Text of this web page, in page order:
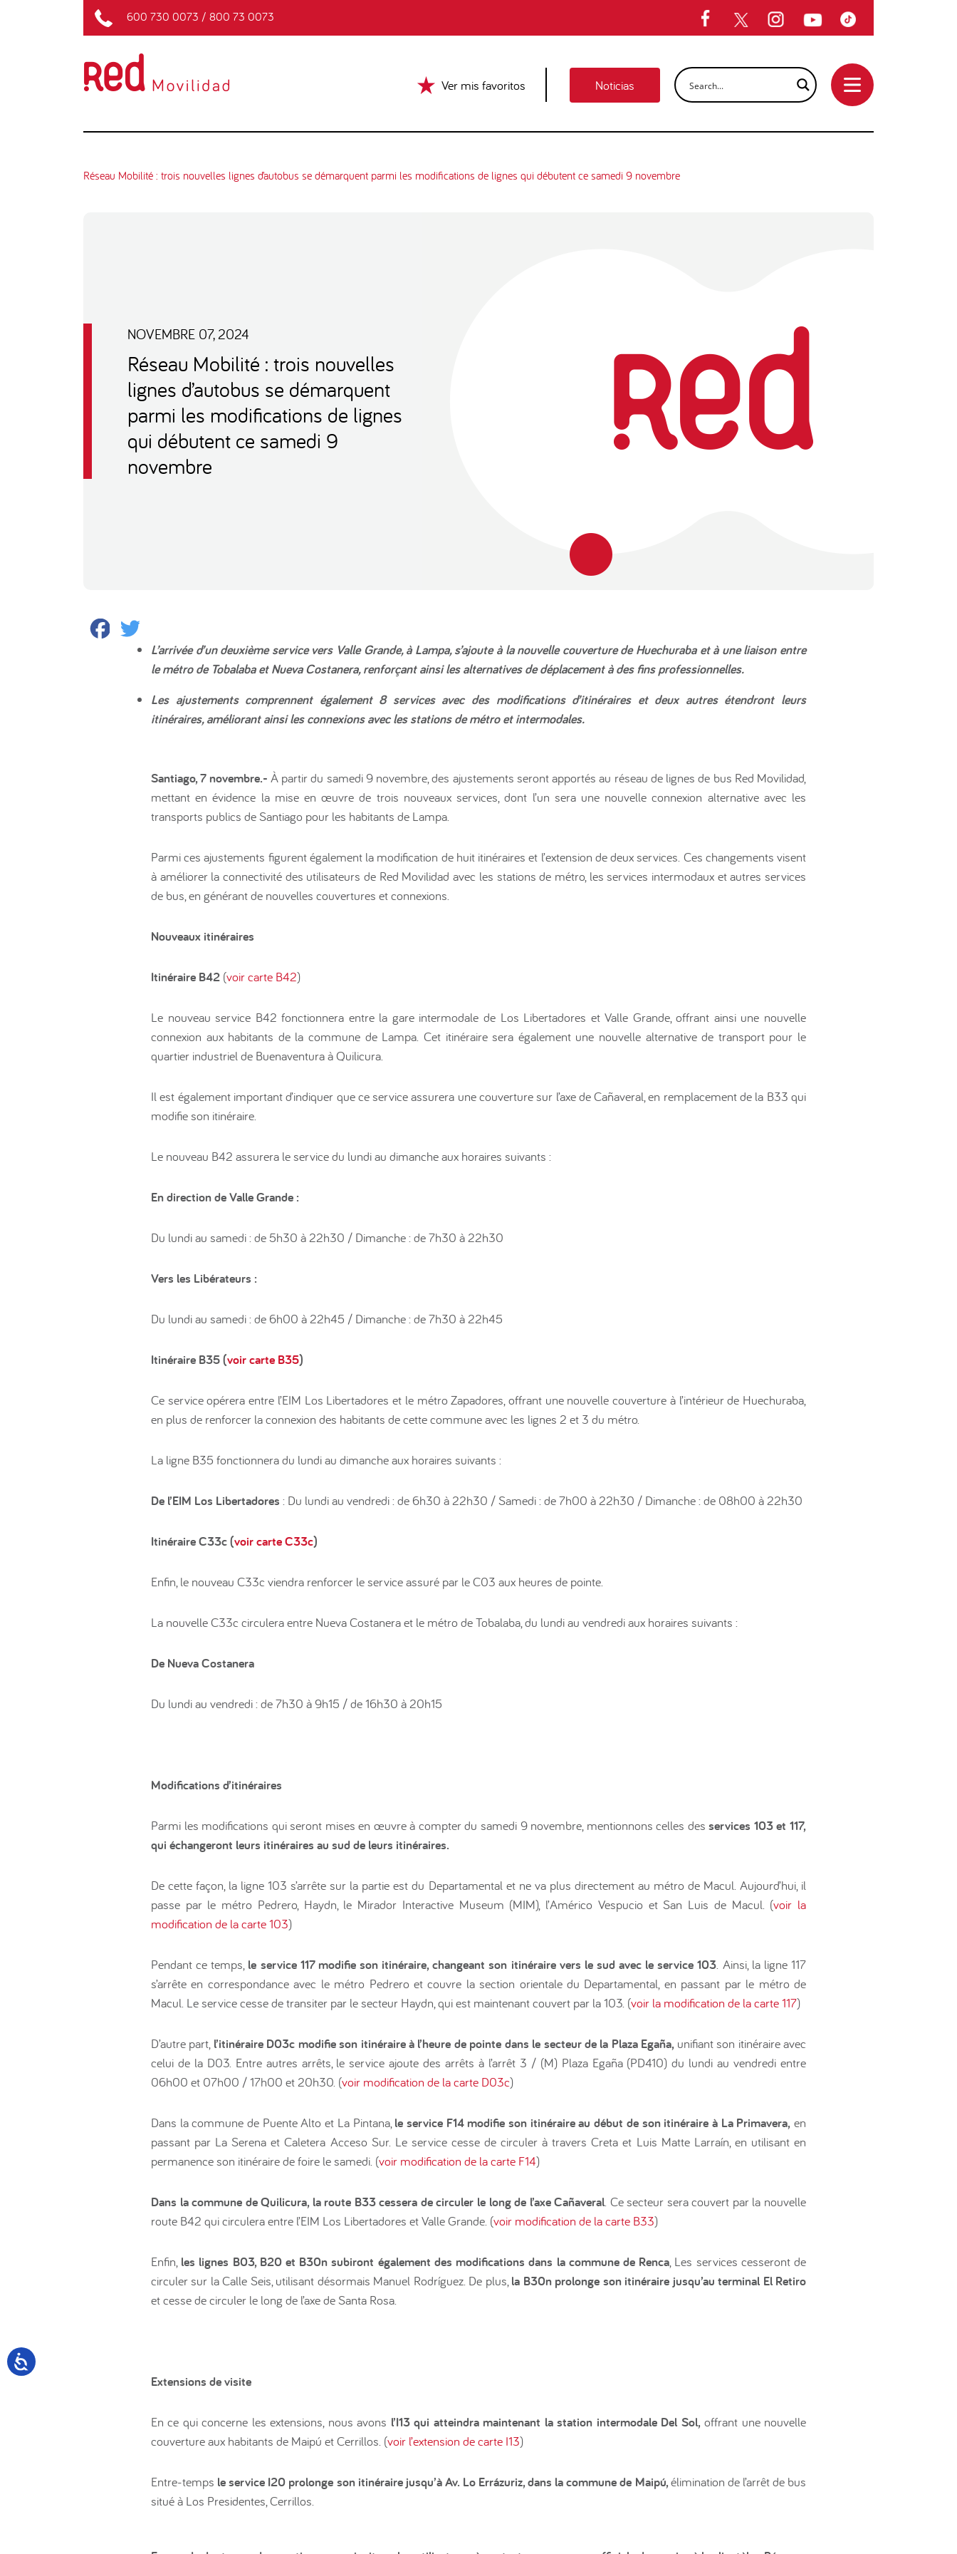
600 730 0073 / 800 73 0073
Ver mis favoritos Noticias
Réseau Mobilité : trois nouvelles lignes d’autobus se démarquent parmi les modifications de lignes qui débutent ce samedi 9 novembre
NOVEMBRE 07, 2024
Réseau Mobilité : trois nouvelles
lignes d’autobus se démarquent
parmi les modifications de lignes
qui débutent ce samedi 9
novembre
Facebook
L’arrivée d’un deuxième service vers Valle Grande, à Lampa, s’ajoute à la nouvelle couverture de Huechuraba et à une liaison entre
le métro de Tobalaba et Nueva Costanera, renforçant ainsi les alternatives de déplacement à des fins professionnelles.
Les ajustements comprennent également 8 services avec des modifications d’itinéraires et deux autres étendront leurs
itinéraires, améliorant ainsi les connexions avec les stations de métro et intermodales.
Santiago, 7 novembre.- À partir du samedi 9 novembre, des ajustements seront apportés au réseau de lignes de bus Red Movilidad,
mettant en évidence la mise en œuvre de trois nouveaux services, dont l’un sera une nouvelle connexion alternative avec les
transports publics de Santiago pour les habitants de Lampa.
Parmi ces ajustements figurent également la modification de huit itinéraires et l’extension de deux services. Ces changements visent
à améliorer la connectivité des utilisateurs de Red Movilidad avec les stations de métro, les services intermodaux et autres services
de bus, en générant de nouvelles couvertures et connexions.
Nouveaux itinéraires
Itinéraire B42 (voir carte B42)
Le nouveau service B42 fonctionnera entre la gare intermodale de Los Libertadores et Valle Grande, offrant ainsi une nouvelle
connexion aux habitants de la commune de Lampa. Cet itinéraire sera également une nouvelle alternative de transport pour le
quartier industriel de Buenaventura à Quilicura.
Il est également important d’indiquer que ce service assurera une couverture sur l’axe de Cañaveral, en remplacement de la B33 qui
modifie son itinéraire.
Le nouveau B42 assurera le service du lundi au dimanche aux horaires suivants :
En direction de Valle Grande :
Du lundi au samedi : de 5h30 à 22h30 / Dimanche : de 7h30 à 22h30
Vers les Libérateurs :
Du lundi au samedi : de 6h00 à 22h45 / Dimanche : de 7h30 à 22h45
Itinéraire B35 (voir carte B35)
Ce service opérera entre l’EIM Los Libertadores et le métro Zapadores, offrant une nouvelle couverture à l’intérieur de Huechuraba,
en plus de renforcer la connexion des habitants de cette commune avec les lignes 2 et 3 du métro.
La ligne B35 fonctionnera du lundi au dimanche aux horaires suivants :
De l’EIM Los Libertadores : Du lundi au vendredi : de 6h30 à 22h30 / Samedi : de 7h00 à 22h30 / Dimanche : de 08h00 à 22h30
Itinéraire C33c (voir carte C33c)
Enfin, le nouveau C33c viendra renforcer le service assuré par le C03 aux heures de pointe.
La nouvelle C33c circulera entre Nueva Costanera et le métro de Tobalaba, du lundi au vendredi aux horaires suivants :
De Nueva Costanera
Du lundi au vendredi : de 7h30 à 9h15 / de 16h30 à 20h15
Modifications d’itinéraires
Parmi les modifications qui seront mises en œuvre à compter du samedi 9 novembre, mentionnons celles desservices 103 et 117,
qui échangeront leurs itinéraires au sud de leurs itinéraires.
De cette façon, la ligne 103 s’arrête sur la partie est du Departamental et ne va plus directement au métro de Macul. Aujourd’hui, il
passe par le métro Pedrero, Haydn, le Mirador Interactive Museum (MIM), l’Américo Vespucio et San Luis de Macul. (voir la
modification de la carte 103)
Pendant ce temps, le service 117 modifie son itinéraire, changeant son itinéraire vers le sud avec le service 103. Ainsi, la ligne 117
s’arrête en correspondance avec le métro Pedrero et couvre la section orientale du Departamental, en passant par le métro de
Macul. Le service cesse de transiter par le secteur Haydn, qui est maintenant couvert par la 103. (voir la modification de la carte 117)
D’autre part, l’itinéraire D03c modifie son itinéraire à l’heure de pointe dans le secteur de la Plaza Egaña, unifiant son itinéraire avec
celui de la D03. Entre autres arrêts, le service ajoute des arrêts à l’arrêt 3 / (M) Plaza Egaña (PD410) du lundi au vendredi entre
06h00 et 07h00 / 17h00 et 20h30. (voir modification de la carte D03c)
Dans la commune de Puente Alto et La Pintana,le service F14 modifie son itinéraire au début de son itinéraire à La Primavera, en
passant par La Serena et Caletera Acceso Sur. Le service cesse de circuler à travers Creta et Luis Matte Larraín, en utilisant en
permanence son itinéraire de foire le samedi. (voir modification de la carte F14)
Dans la commune de Quilicura, la route B33 cessera de circuler le long de l’axe Cañaveral. Ce secteur sera couvert par la nouvelle
route B42 qui circulera entre l’EIM Los Libertadores et Valle Grande. (voir modification de la carte B33)
Enfin, les lignes B03, B20 et B30n subiront également des modifications dans la commune de Renca, Les services cesseront de
circuler sur la Calle Seis, utilisant désormais Manuel Rodríguez. De plus,la B30n prolonge son itinéraire jusqu’au terminal El Retiro
et cesse de circuler le long de l’axe de Santa Rosa.
Extensions de visite
En ce qui concerne les extensions, nous avons l’I13 qui atteindra maintenant la station intermodale Del Sol,offrant une nouvelle
couverture aux habitants de Maipú et Cerrillos. (voir l’extension de carte I13)
Entre-temps le service I20 prolonge son itinéraire jusqu’à Av. Lo Errázuriz, dans la commune de Maipú,élimination de l’arrêt de bus
situé à Los Presidentes, Cerrillos.